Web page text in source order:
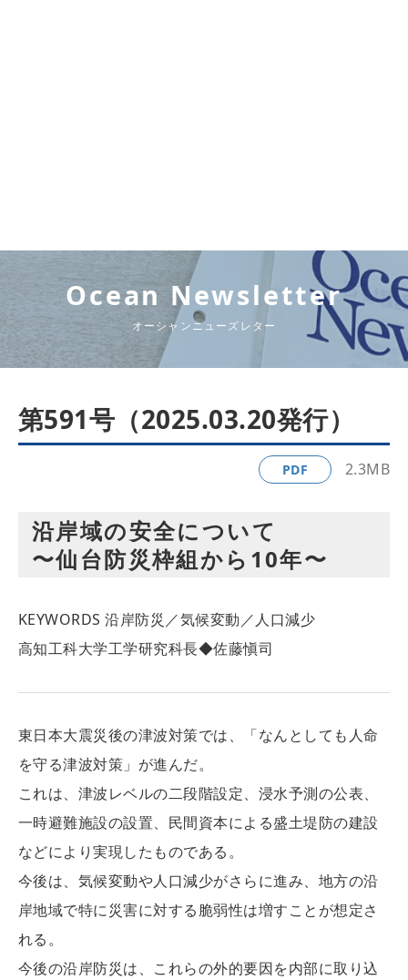
Ocean Newsletter
オーシャンニューズレター
第591号（2025.03.20発行）
PDF 2.3MB
沿岸域の安全について
〜仙台防災枠組から10年〜
KEYWORDS 沿岸防災／気候変動／人口減少
高知工科大学工学研究科長◆佐藤愼司
東日本大震災後の津波対策では、「なんとしても人命
を守る津波対策」が進んだ。
これは、津波レベルの二段階設定、浸水予測の公表、
一時避難施設の設置、民間資本による盛土堤防の建設
などにより実現したものである。
今後は、気候変動や人口減少がさらに進み、地方の沿
岸地域で特に災害に対する脆弱性は増すことが想定さ
れる。
今後の沿岸防災は、これらの外的要因を内部に取り込